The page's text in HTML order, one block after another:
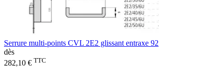
Serrure multi-points CVL 2E2 glissant entraxe 92
dès
282,10 € TTC